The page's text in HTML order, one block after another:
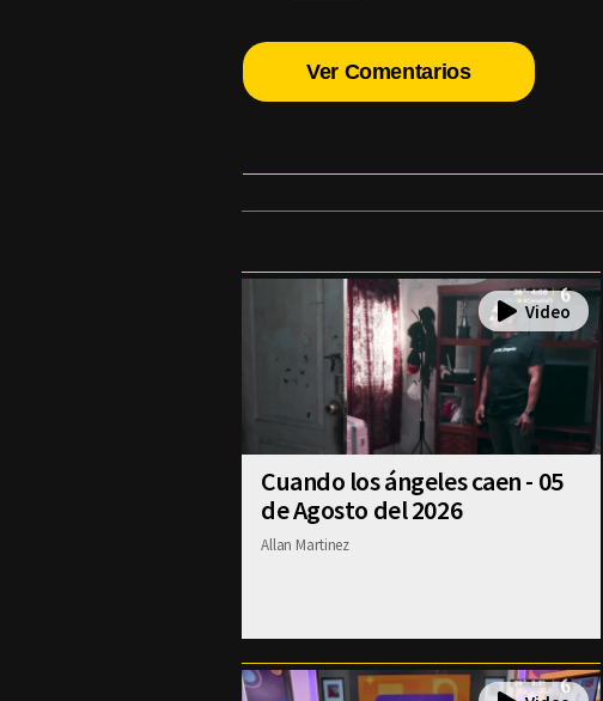
Ver Comentarios
Cuando los ángeles caen - 05
de Agosto del 2026
Allan Martinez